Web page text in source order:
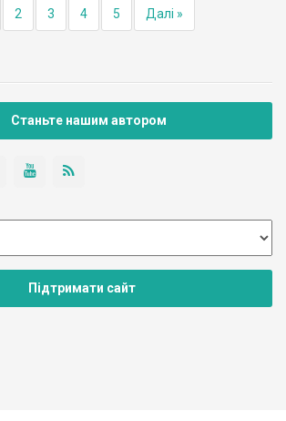
2 3 4 5 Далі »
Станьте нашим автором
Підтримати сайт